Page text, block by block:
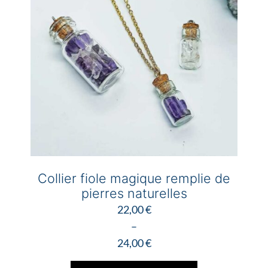
choisies
sur
la
Collier fiole magique remplie de
pierres naturelles
22,00€
–
24,00€
Plage
Ce